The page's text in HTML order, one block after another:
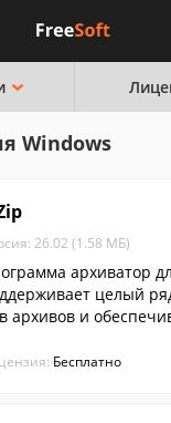
Windows
26.02 (1.58 МБ)
архиватор
целый
архивов и
Бесплатно